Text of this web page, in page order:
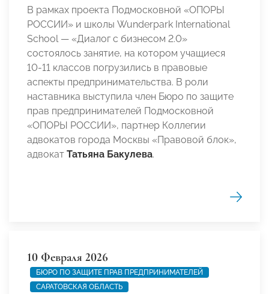
В рамках проекта Подмосковной «ОПОРЫ
РОССИИ» и школы Wunderpark International
School — «Диалог с бизнесом 2.0»
состоялось занятие, на котором учащиеся
10-11 классов погрузились в правовые
аспекты предпринимательства. В роли
наставника выступила член Бюро по защите
прав предпринимателей Подмосковной
«ОПОРЫ РОССИИ», партнер Коллегии
адвокатов города Москвы «Правовой блок»,
адвокат Татьяна Бакулева.
10 Февраля 2026
БЮРО ПО ЗАЩИТЕ ПРАВ ПРЕДПРИНИМАТЕЛЕЙ
САРАТОВСКАЯ ОБЛАСТЬ